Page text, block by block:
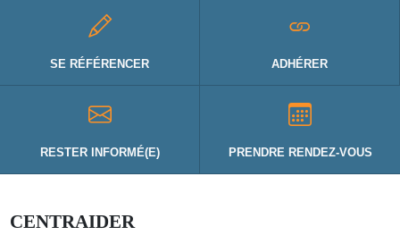
SE RÉFÉRENCER ADHÉRER
RESTER INFORMÉ(E) PRENDRE RENDEZ-VOUS
CENTRAIDER